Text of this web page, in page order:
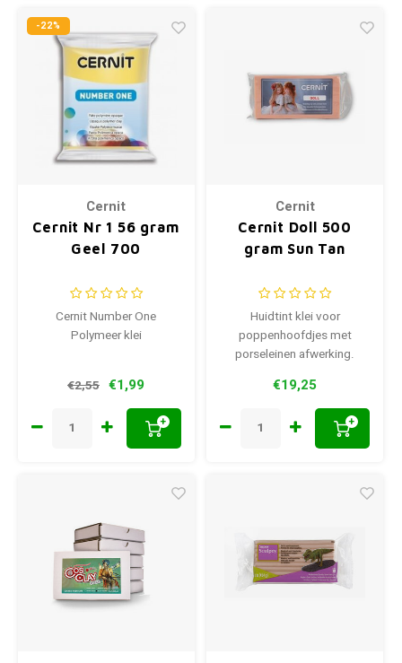
-22%
Cernit
Cernit Nr 1 56 gram
Geel 700
Cernit Number One
Polymeer klei
€2,55 €1,99
+
Cernit
Cernit Doll 500
gram Sun Tan
Huidtint klei voor
poppenhoofdjes met
porseleinen afwerking.
€19,25
+